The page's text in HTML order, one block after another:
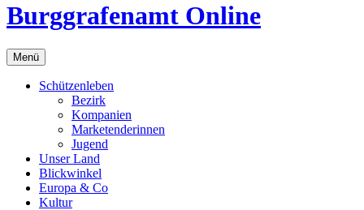
Burggrafenamt Online
Menü
Schützenleben
Bezirk
Kompanien
Marketenderinnen
Jugend
Unser Land
Blickwinkel
Europa & Co
Kultur